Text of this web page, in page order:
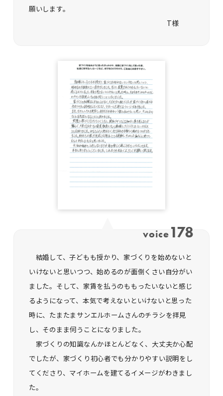
願いします。
T様
voice 178
結婚して、子どもも授かり、家づくりを始めないと
いけないと思いつつ、始めるのが面倒くさい自分がい
ました。そして、家賃を払うのももったいないと感じ
るようになって、本気で考えないといけないと思った
時に、たまたまサンエルホームさんのチラシを拝見
し、そのまま伺うことになりました。
家づくりの知識なんかほとんどなく、大丈夫か心配
でしたが、家づくり初心者でも分かりやすい説明をし
てくださり、マイホームを建てるイメージがわきまし
た。